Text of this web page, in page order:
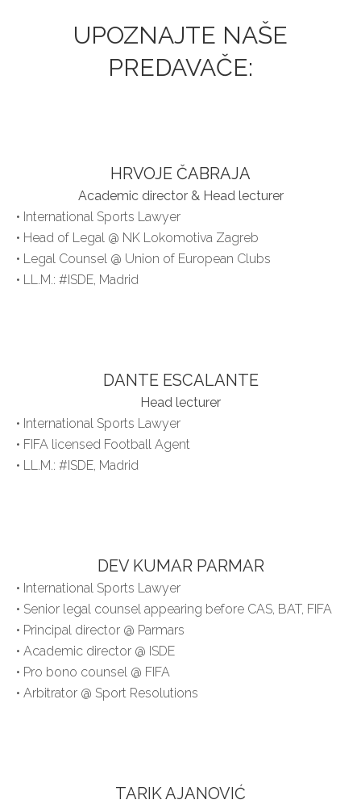
UPOZNAJTE NAŠE
PREDAVAČE:
HRVOJE ČABRAJA
Academic director & Head lecturer
• International Sports Lawyer
• Head of Legal @ NK Lokomotiva Zagreb
• Legal Counsel @ Union of European Clubs
• LL.M.: #ISDE, Madrid
DANTE ESCALANTE
Head lecturer
• International Sports Lawyer
• FIFA licensed Football Agent
• LL.M.: #ISDE, Madrid
DEV KUMAR PARMAR
• International Sports Lawyer
• Senior legal counsel appearing before CAS, BAT, FIFA
• Principal director @ Parmars
• Academic director @ ISDE
• Pro bono counsel @ FIFA
• Arbitrator @ Sport Resolutions
TARIK AJANOVIĆ